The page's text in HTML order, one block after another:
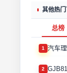
其他热
总榜
1 汽车
2